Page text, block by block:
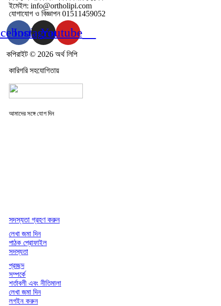
ইমেইল: info@ortholipi.com
যোগাযোগ ও বিজ্ঞাপন 01511459052
Instagram
Youtube
কপিরাইট © 2026 অর্থ লিপি
কারিগরি সহযোগিতায়
আমাদের সঙ্গে যোগ দিন
সদস্যতা গ্রহণ করুন
লেখা জমা দিন
পাঠক প্রোফাইল
সদস্যতা
প্রচ্ছদ
সম্পর্কে
শর্তাবলী এবং নীতিমালা
লেখা জমা দিন
লগইন করুন